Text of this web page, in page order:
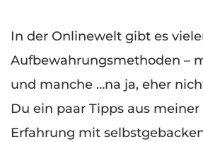
In der Onlinewelt gibt es
Aufbewahrungsmethoden –
und manche …na ja, eher
Du ein paar Tipps aus
Erfahrung mit